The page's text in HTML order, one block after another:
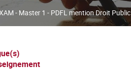
- Master 1 - PDFL mention Droit Public